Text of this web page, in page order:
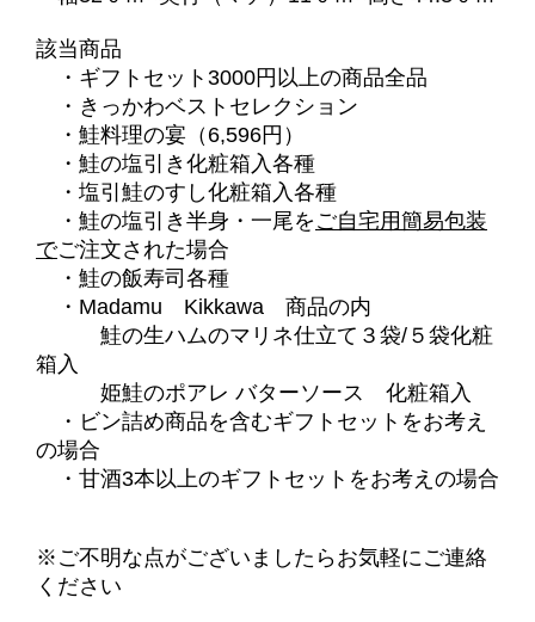
該当商品
・ギフトセット3000円以上の商品全品
・きっかわベストセレクション
・鮭料理の宴（6,596円）
・鮭の塩引き化粧箱入各種
・塩引鮭のすし化粧箱入各種
・鮭の塩引き半身・一尾を ご自宅用簡易包装
でご注文された場合
・鮭の飯寿司各種
・Madamu Kikkawa 商品の内
鮭の生ハムのマリネ仕立て３袋/５袋化粧
箱入
姫鮭のポアレ バターソース 化粧箱入
・ビン詰め商品を含むギフトセットをお考え
の場合
・甘酒3本以上のギフトセットをお考えの場合
※ご不明な点がございましたらお気軽にご連絡
ください